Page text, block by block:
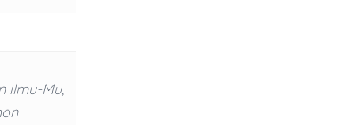
ilmu-Mu,